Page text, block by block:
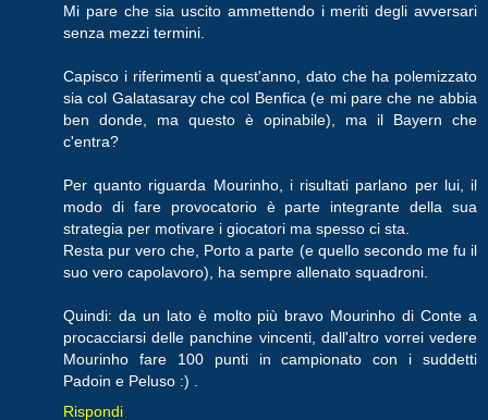
Mi pare che sia uscito ammettendo i meriti degli avversari
senza mezzi termini.
Capisco i riferimenti a quest'anno, dato che ha polemizzato
sia col Galatasaray che col Benfica (e mi pare che ne abbia
ben donde, ma questo è opinabile), ma il Bayern che
c'entra?
Per quanto riguarda Mourinho, i risultati parlano per lui, il
modo di fare provocatorio è parte integrante della sua
strategia per motivare i giocatori ma spesso ci sta.
Resta pur vero che, Porto a parte (e quello secondo me fu il
suo vero capolavoro), ha sempre allenato squadroni.
Quindi: da un lato è molto più bravo Mourinho di Conte a
procacciarsi delle panchine vincenti, dall'altro vorrei vedere
Mourinho fare 100 punti in campionato con i suddetti
Padoin e Peluso :) .
Rispondi